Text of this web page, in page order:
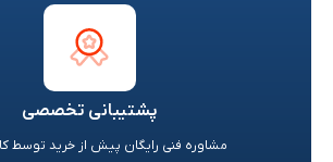
پشتیبانی تخصصی
مشاوره فنی رایگان پیش از خرید توسط